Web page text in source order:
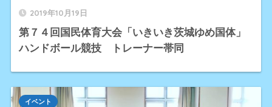
2019年10月19日
第７４回国民体育大会「いきいき茨城ゆめ国体」
ハンドボール競技 トレーナー帯同
イベント